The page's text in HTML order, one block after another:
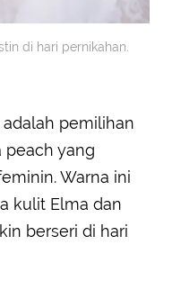
di hari pernikahan.
pemilihan
peach yang
Warna ini
kulit Elma dan
berseri di hari